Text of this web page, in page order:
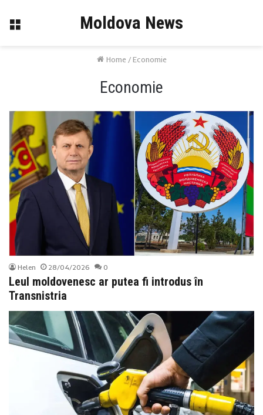
Menu Moldova News
Home / Economie
Economie
Helen 28/04/2026 0
Leul moldovenesc ar putea fi introdus în
Transnistria